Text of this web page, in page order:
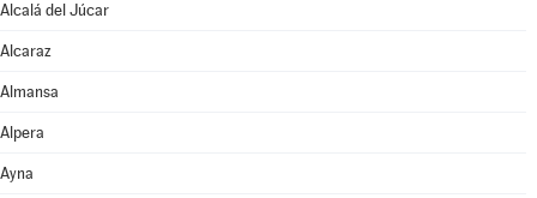
Alcalá del Júcar
Alcaraz
Almansa
Alpera
Ayna